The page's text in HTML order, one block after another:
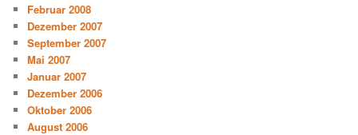
Februar 2008
Dezember 2007
September 2007
Mai 2007
Januar 2007
Dezember 2006
Oktober 2006
August 2006